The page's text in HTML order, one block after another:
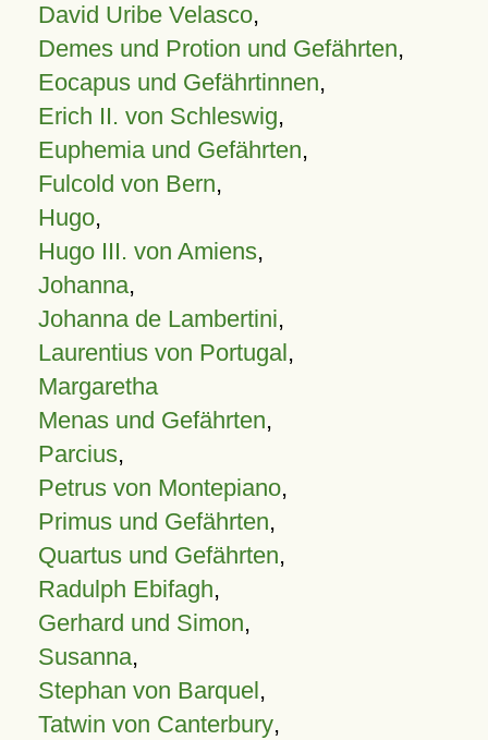
David Uribe Velasco,
Demes und Protion und Gefährten,
Eocapus und Gefährtinnen,
Erich II. von Schleswig,
Euphemia und Gefährten,
Fulcold von Bern,
Hugo,
Hugo III. von Amiens,
Johanna,
Johanna de Lambertini,
Laurentius von Portugal,
Margaretha
Menas und Gefährten,
Parcius,
Petrus von Montepiano,
Primus und Gefährten,
Quartus und Gefährten,
Radulph Ebifagh,
Gerhard und Simon,
Susanna,
Stephan von Barquel,
Tatwin von Canterbury,